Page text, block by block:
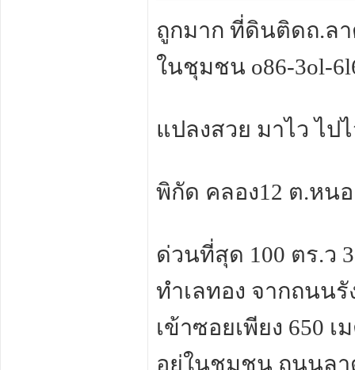
ถูกมาก ที่ดินติดถ.ลา
ในชุมชน o86-3ol-
แปลงสวย มาไว ไ
พิกัด คลอง12 ต.หน
ด่วนที่สุด 100 ตร.ว
ทำเลทอง จากถนน
เข้าซอยเพียง 650 เ
อยุ่ในชุมชน ถนนลา